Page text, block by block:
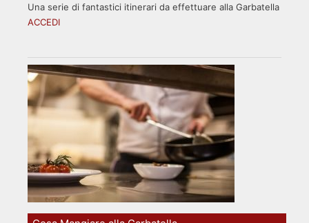
Una serie di fantastici itinerari da effettuare alla Garbatella
ACCEDI